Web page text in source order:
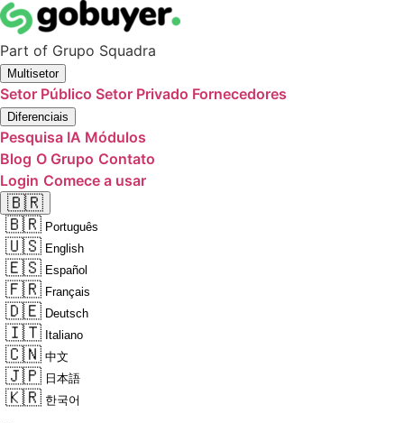
Part of Grupo Squadra
Multisetor
Setor Público Setor Privado Fornecedores
Diferenciais
Pesquisa IA Módulos
Blog O Grupo Contato
Login Comece a usar
🇧🇷
🇧🇷 Português
🇺🇸 English
🇪🇸 Español
🇫🇷 Français
🇩🇪 Deutsch
🇮🇹 Italiano
🇨🇳 中文
🇯🇵 日本語
🇰🇷 한국어